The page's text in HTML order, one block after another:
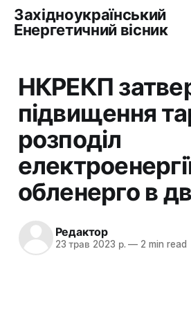
Західноукраїнський
Енергетичний вісник
НКРЕКП
підвищення
розподіл
обленерго в
Редактор
23 трав 2023 р. — 2 min read